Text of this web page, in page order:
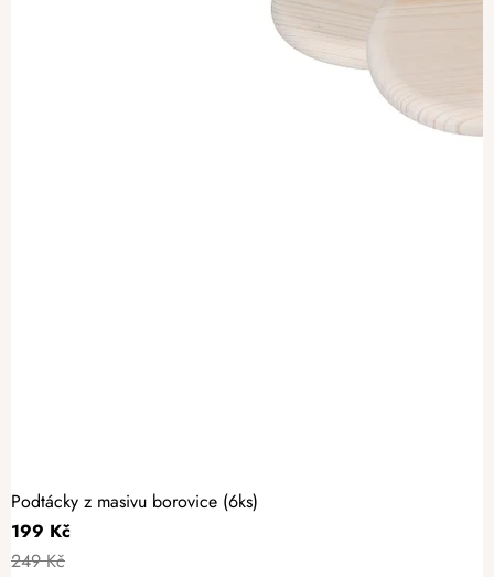
Podtácky z masivu borovice (6ks)
199 Kč
249 Kč